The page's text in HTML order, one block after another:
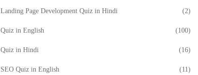
Landing Page Development Quiz in Hindi (2)
Quiz in English (100)
Quiz in Hindi (16)
SEO Quiz in English (11)